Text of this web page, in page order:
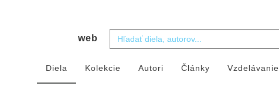
web
Diela Kolekcie Autori Články Vzdelávanie